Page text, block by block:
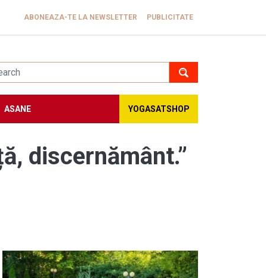
ABONEAZA-TE LA NEWSLETTER PUBLICITATE
ASANE YOGASATSHOP
discernământ.”
Image